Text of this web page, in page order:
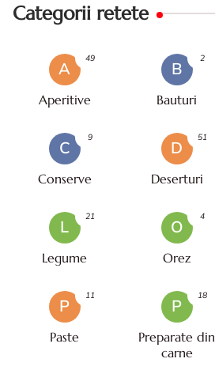
Categorii retete
A
Aperitive
49
B
Bauturi
2
C
Conserve
9
D
Deserturi
51
L
Legume
21
O
Orez
4
P
Paste
11
P
Preparate din
carne
18